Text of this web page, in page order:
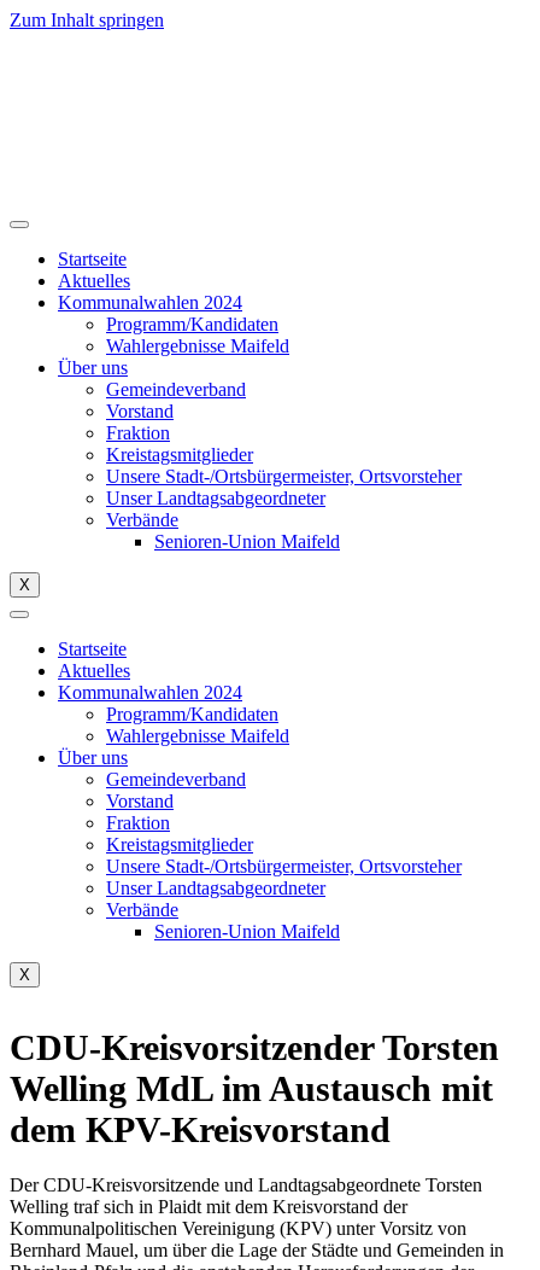
Zum Inhalt springen
Startseite
Aktuelles
Kommunalwahlen 2024
Programm/Kandidaten
Wahlergebnisse Maifeld
Über uns
Gemeindeverband
Vorstand
Fraktion
Kreistagsmitglieder
Unsere Stadt-/Ortsbürgermeister, Ortsvorsteher
Unser Landtagsabgeordneter
Verbände
Senioren-Union Maifeld
X
Startseite
Aktuelles
Kommunalwahlen 2024
Programm/Kandidaten
Wahlergebnisse Maifeld
Über uns
Gemeindeverband
Vorstand
Fraktion
Kreistagsmitglieder
Unsere Stadt-/Ortsbürgermeister, Ortsvorsteher
Unser Landtagsabgeordneter
Verbände
Senioren-Union Maifeld
X
CDU-Kreisvorsitzender Torsten
Welling MdL im Austausch mit
dem KPV-Kreisvorstand
Der CDU-Kreisvorsitzende und Landtagsabgeordnete Torsten
Welling traf sich in Plaidt mit dem Kreisvorstand der
Kommunalpolitischen Vereinigung (KPV) unter Vorsitz von
Bernhard Mauel, um über die Lage der Städte und Gemeinden in